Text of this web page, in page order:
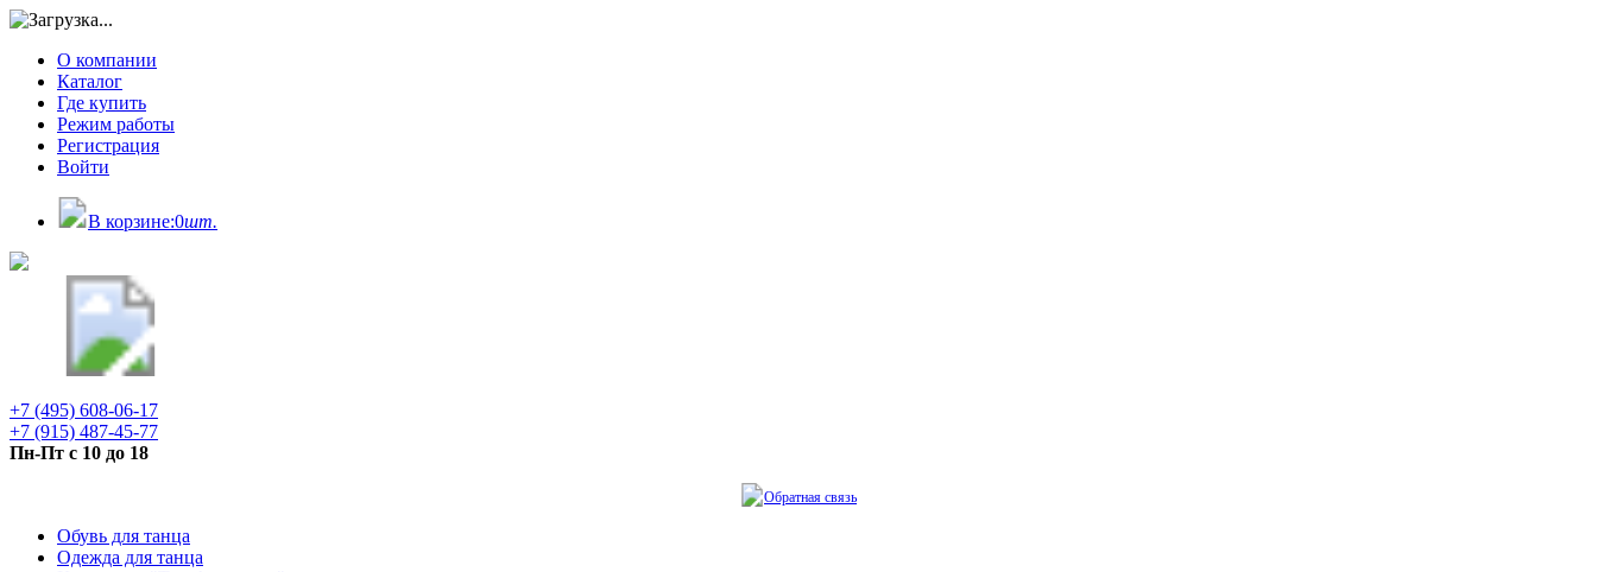
О компании
Каталог
Где купить
Режим работы
Регистрация
Войти
В корзине:0шт.
+7 (495) 608-06-17
+7 (915) 487-45-77
Пн-Пт с 10 до 18
Обратная связь
Обувь для танца
Одежда для танца